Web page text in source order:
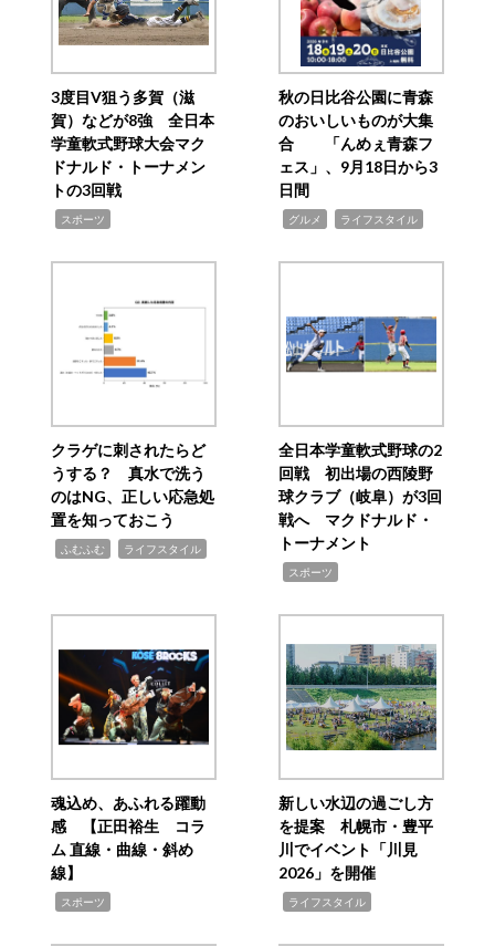
3度目V狙う多賀（滋
賀）などが8強 全日本
学童軟式野球大会マク
ドナルド・トーナメン
トの3回戦
スポーツ
秋の日比谷公園に青森
のおいしいものが大集
合 「んめぇ青森フ
ェス」、9月18日から3
日間
グルメ ライフスタイル
クラゲに刺されたらど
うする？ 真水で洗う
のはNG、正しい応急処
置を知っておこう
ふむふむ ライフスタイル
全日本学童軟式野球の2
回戦 初出場の西陵野
球クラブ（岐阜）が3回
戦へ マクドナルド・
トーナメント
スポーツ
魂込め、あふれる躍動
感 【正田裕生 コラ
ム 直線・曲線・斜め
線】
スポーツ
新しい水辺の過ごし方
を提案 札幌市・豊平
川でイベント「川見
2026」を開催
ライフスタイル